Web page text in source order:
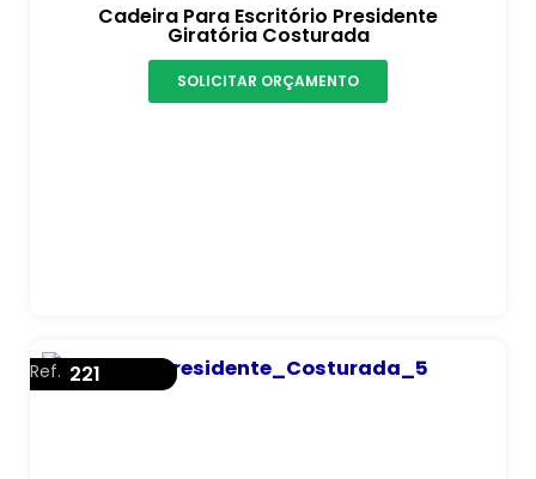
Cadeira Para Escritório Presidente
Giratória Costurada
SOLICITAR ORÇAMENTO
Ref. 221